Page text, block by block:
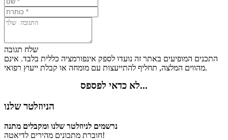
שלח תגובה
התכנים המופיעים באתר זה נועדו לספק אינפורמציה כללית בלבד. אינם
מהווים המלצה, תחליף להתייעצות עם מומחה או קבלת ייעוץ רפואי.
לא כדאי לפספס...
הניוזלטר שלנו
נרשמים לניוזלטר שלנו ומקבלים מתנה
חוברת מתכונים מהירים לדיאטה!